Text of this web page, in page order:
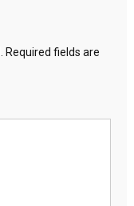
Required fields are